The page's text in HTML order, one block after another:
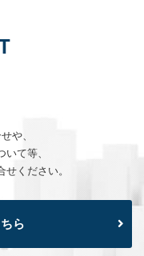
や、
て等、
ください。
ら